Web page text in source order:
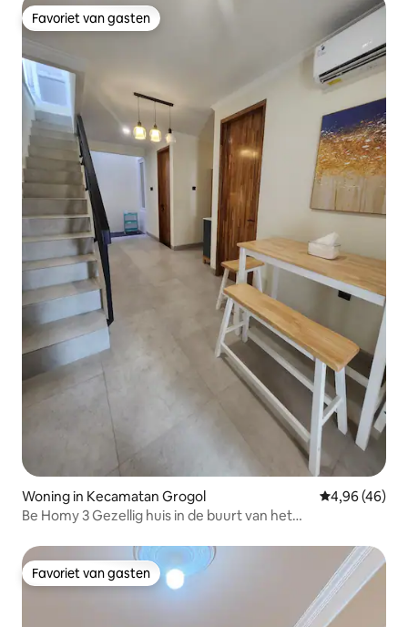
Favoriet van gasten
Favoriet van gasten
Woning in Kecamatan Grogol Gemiddelde
4,96 (46)
Be Homy 3 Gezellig huis in de buurt van het
Favoriet van gasten
Favoriet van gasten